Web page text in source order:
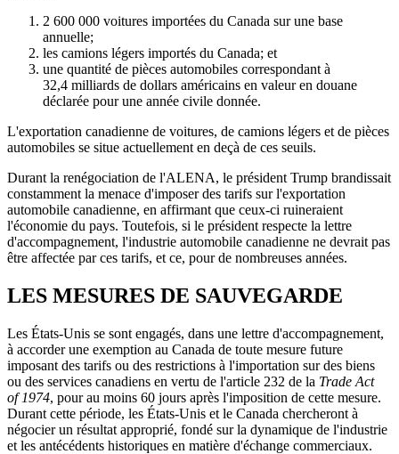
2 600 000 voitures importées du Canada sur une base
annuelle;
les camions légers importés du Canada; et
une quantité de pièces automobiles correspondant à
32,4 milliards de dollars américains en valeur en douane
déclarée pour une année civile donnée.
L'exportation canadienne de voitures, de camions légers et de pièces
automobiles se situe actuellement en deçà de ces seuils.
Durant la renégociation de l'ALENA, le président Trump brandissait
constamment la menace d'imposer des tarifs sur l'exportation
automobile canadienne, en affirmant que ceux-ci ruineraient
l'économie du pays. Toutefois, si le président respecte la lettre
d'accompagnement, l'industrie automobile canadienne ne devrait pas
être affectée par ces tarifs, et ce, pour de nombreuses années.
LES MESURES DE SAUVEGARDE
Les États-Unis se sont engagés, dans une lettre d'accompagnement,
à accorder une exemption au Canada de toute mesure future
imposant des tarifs ou des restrictions à l'importation sur des biens
ou des services canadiens en vertu de l'article 232 de la Trade Act
of 1974, pour au moins 60 jours après l'imposition de cette mesure.
Durant cette période, les États-Unis et le Canada chercheront à
négocier un résultat approprié, fondé sur la dynamique de l'industrie
et les antécédents historiques en matière d'échange commerciaux.